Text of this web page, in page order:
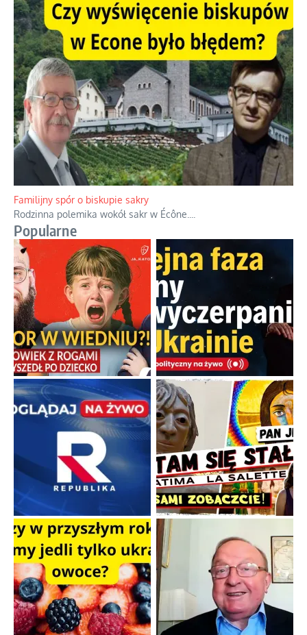
Familijny spór o biskupie sakry
Rodzinna polemika wokół sakr w Écône.
Popularne